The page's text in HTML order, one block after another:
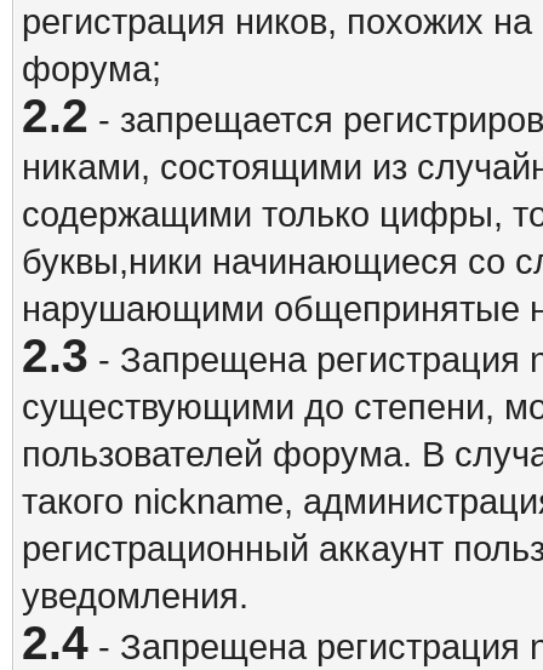
регистрация ников, похожих
форума;
2.2 - запрещается
никами, состоящими из
содержащими только цифры,
буквы,ники начинающиеся со
нарушающими общепринятые
2.3 - Запрещена регистрация
существующими до степени,
пользователей форума. В
такого nickname,
регистрационный аккаунт
уведомления.
2.4- Запрещена регистрация